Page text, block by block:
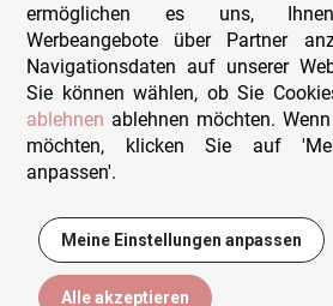
15,95 €
Sitemap
Beratung &
Wir sind persönlich
+49 (0)341 4912
Kontakt-Formular
ermöglichen es uns, Ihnen
Werbeangebote über Partner
Navigationsdaten auf unserer
Sie können wählen, ob Sie
ablehnen ablehnen möchten.
möchten, klicken Sie auf
anpassen'.
Meine Einstellungen anpassen
Alle akzeptieren